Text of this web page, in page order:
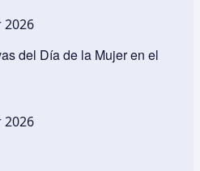
2026
del Día de la Mujer en el
2026